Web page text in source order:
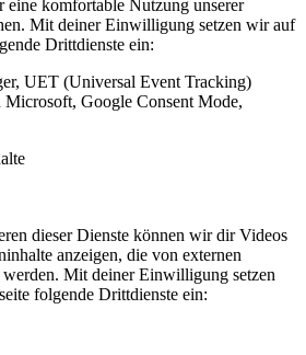
eine komfortable Nutzung unserer
Mit deiner Einwilligung setzen wir auf
Drittdienste ein:
UET (Universal Event Tracking)
Google Consent Mode,
dieser Dienste können wir dir Videos
anzeigen, die von externen
werden. Mit deiner Einwilligung setzen
folgende Drittdienste ein: